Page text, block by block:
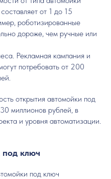
от 1 до 15
роботизированные
дороже, чем ручные или
Рекламная кампания и
потребовать от 200
открытия автомойки под
миллионов рублей, в
и уровня автоматизации.
ключ
под ключ